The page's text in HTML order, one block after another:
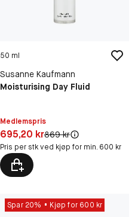
50 ml
Susanne Kaufmann
Moisturising Day Fluid
Medlemspris
Pris: 695,20 kr
695,20 krOriginal pris:
869 kr
Pris per stk ved kjøp for min. 600 kr
Spar 20% Kjøp for 600 kr